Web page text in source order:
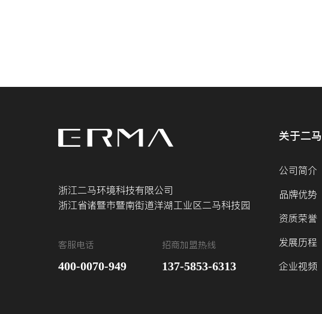
浙江二马环境科技有限公司
浙江省诸暨市暨南街道洋湖工业区二马科技园
客服电话
400-0070-949
招商加盟热线
137-5853-6313
关于二马
公司简介
品牌优势
资质荣誉
发展历程
企业视频